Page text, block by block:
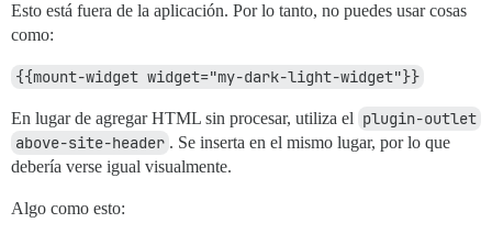
Esto está fuera de la aplicación. Por lo tanto, no puedes usar cosas
como:
{{mount-widget widget="my-dark-light-widget"}}
En lugar de agregar HTML sin procesar, utiliza el plugin-outlet
above-site-header . Se inserta en el mismo lugar, por lo que
debería verse igual visualmente.
Algo como esto: